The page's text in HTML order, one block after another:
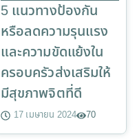
5 แนวทางป้องกัน
หรือลดความรุนแรง
และความขัดแย้งใน
ครอบครัวส่งเสริมให้
มีสุขภาพจิตที่ดี
17 เมษายน 2024 70